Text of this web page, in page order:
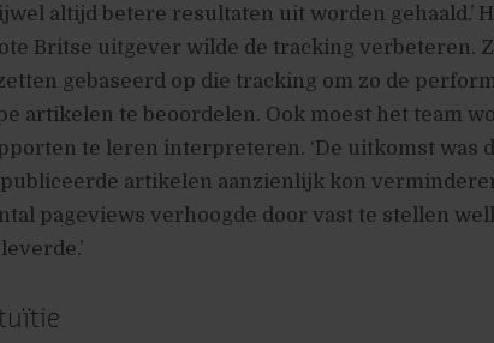
altijd betere resultaten uit worden gehaald.’
Britse uitgever wilde de tracking verbeteren.
gebaseerd op die tracking om zo de
artikelen te beoordelen. Ook moest het team
te leren interpreteren. ‘De uitkomst was
artikelen aanzienlijk kon
pageviews verhoogde door vast te stellen